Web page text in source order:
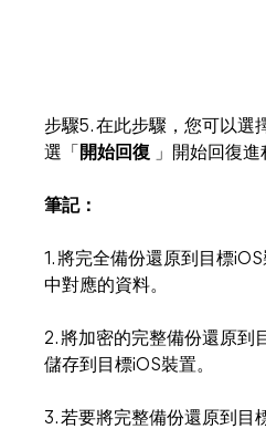
步驟5. 在此步驟，您可以選
選「 開始回復 」開始回復進
筆記：
1. 將完全備份還原到目標
中對應的資料。
2. 將加密的完整備份還原到
儲存到目標iOS裝置。
3. 若要將完整備份還原到目